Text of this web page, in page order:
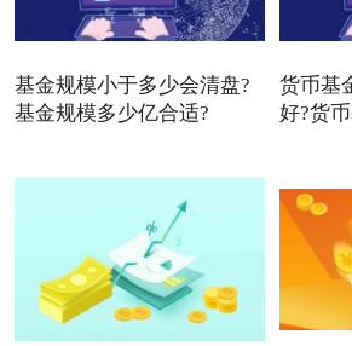
基金规模小于多少会清盘?
基金规模多少亿合适?
货币基
好?货